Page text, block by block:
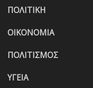
ΠΟΛΙΤΙΚΗ
ΟΙΚΟΝΟΜΙΑ
ΠΟΛΙΤΙΣΜΟΣ
ΥΓΕΙΑ